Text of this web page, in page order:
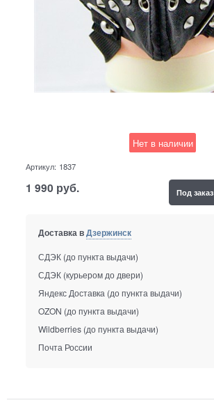
Нет в наличии
Артикул: 1837
1 990 руб. Под заказ
Доставка вДзержинск
СДЭК (до пункта выдачи)
СДЭК (курьером до двери)
Яндекс Доставка (до пункта выдачи)
OZON (до пункта выдачи)
Wildberries (до пункта выдачи)
Почта России